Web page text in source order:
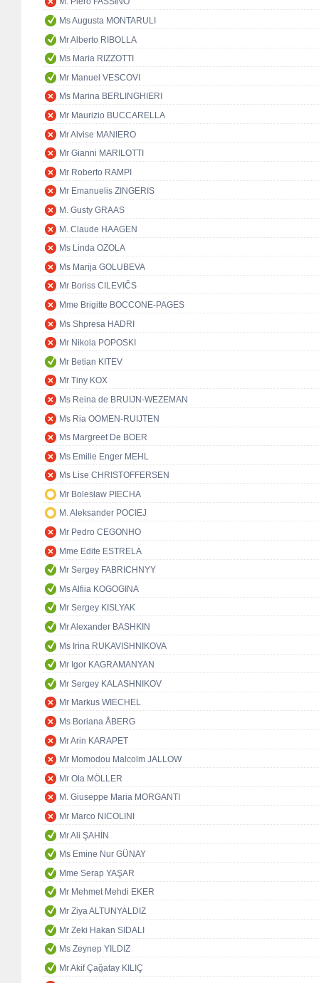
Ms Augusta MONTARULI
Mr Alberto RIBOLLA
Ms Maria RIZZOTTI
Mr Manuel VESCOVI
Ms Marina BERLINGHIERI
Mr Maurizio BUCCARELLA
Mr Alvise MANIERO
Mr Gianni MARILOTTI
Mr Roberto RAMPI
Mr Emanuelis ZINGERIS
M. Gusty GRAAS
M. Claude HAAGEN
Ms Linda OZOLA
Ms Marija GOLUBEVA
Mr Boriss CILEVIČS
Mme Brigitte BOCCONE-PAGES
Ms Shpresa HADRI
Mr Nikola POPOSKI
Mr Betian KITEV
Mr Tiny KOX
Ms Reina de BRUIJN-WEZEMAN
Ms Ria OOMEN-RUIJTEN
Ms Margreet De BOER
Ms Emilie Enger MEHL
Ms Lise CHRISTOFFERSEN
Mr Bolesław PIECHA
M. Aleksander POCIEJ
Mr Pedro CEGONHO
Mme Edite ESTRELA
Mr Sergey FABRICHNYY
Ms Alfiia KOGOGINA
Mr Sergey KISLYAK
Mr Alexander BASHKIN
Ms Irina RUKAVISHNIKOVA
Mr Igor KAGRAMANYAN
Mr Sergey KALASHNIKOV
Mr Markus WIECHEL
Ms Boriana ÅBERG
Mr Arin KARAPET
Mr Momodou Malcolm JALLOW
Mr Ola MÖLLER
M. Giuseppe Maria MORGANTI
Mr Marco NICOLINI
Mr Ali ŞAHİN
Ms Emine Nur GÜNAY
Mme Serap YAŞAR
Mr Mehmet Mehdi EKER
Mr Ziya ALTUNYALDIZ
Mr Zeki Hakan SIDALI
Ms Zeynep YILDIZ
Mr Akif Çağatay KILIÇ